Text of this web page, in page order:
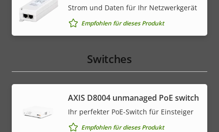
Strom und Daten für Ihr Netzwerkgerät
Empfohlen für dieses Produkt
Switches
AXIS ​D8004 unmanaged PoE switch
Ihr perfekter PoE-Switch für Einsteiger
Empfohlen für dieses Produkt